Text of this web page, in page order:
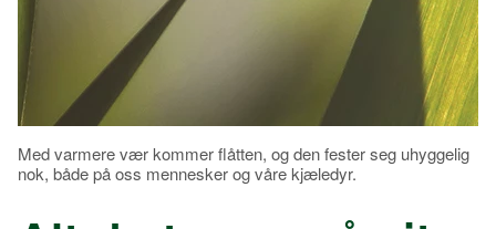
Med varmere vær kommer flåtten, og den fester seg uhyggelig
nok, både på oss mennesker og våre kjæledyr.